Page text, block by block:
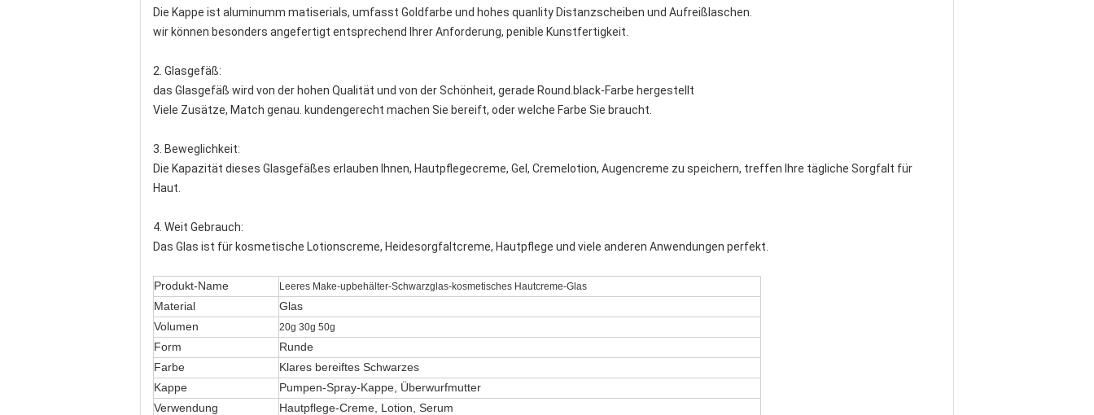
Die Kappe ist aluminumm matiserials, umfasst Goldfarbe und hohes quanlity Distanzscheiben und Aufreißlaschen.
wir können besonders angefertigt entsprechend Ihrer Anforderung, penible Kunstfertigkeit.
2. Glasgefäß:
das Glasgefäß wird von der hohen Qualität und von der Schönheit, gerade Round.black-Farbe hergestellt
Viele Zusätze, Match genau. kundengerecht machen Sie bereift, oder welche Farbe Sie braucht.
3. Beweglichkeit:
Die Kapazität dieses Glasgefäßes erlauben Ihnen, Hautpflegecreme, Gel, Cremelotion, Augencreme zu speichern, treffen Ihre tägliche Sorgfalt für
Haut.
4. Weit Gebrauch:
Das Glas ist für kosmetische Lotionscreme, Heidesorgfaltcreme, Hautpflege und viele anderen Anwendungen perfekt.
Produkt-Name Leeres Make-upbehälter-Schwarzglas-kosmetisches Hautcreme-Glas
Material
Glas
Volumen
20g 30g 50g
Form
Runde
Farbe
Klares bereiftes Schwarzes
Kappe
Pumpen-Spray-Kappe, Überwurfmutter
Verwendung
Hautpflege-Creme, Lotion, Serum